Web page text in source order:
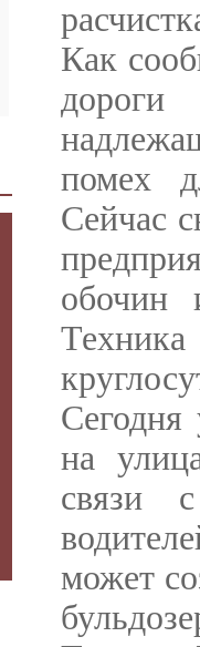
Как
помех
Сейчас
обочин
Сегодня
на
связи
может